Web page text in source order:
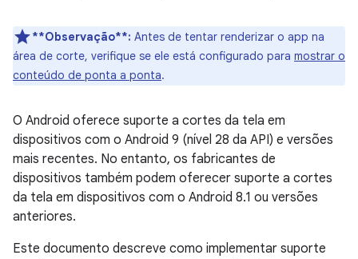
**Observação**: Antes de tentar renderizar o app na
área de corte, verifique se ele está configurado para mostrar o
conteúdo de ponta a ponta.
O Android oferece suporte a cortes da tela em
dispositivos com o Android 9 (nível 28 da API) e versões
mais recentes. No entanto, os fabricantes de
dispositivos também podem oferecer suporte a cortes
da tela em dispositivos com o Android 8.1 ou versões
anteriores.
Este documento descreve como implementar suporte